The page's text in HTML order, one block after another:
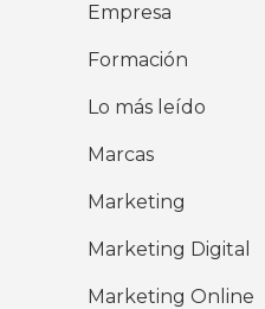
Empresa
Formación
Lo más leído
Marcas
Marketing
Marketing Digital
Marketing Online